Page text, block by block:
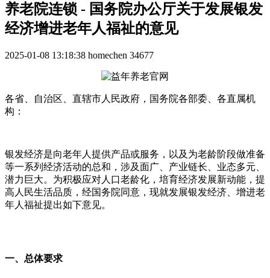
养老院连锁 - 国务院办公厅关于发展银发
经济增进老年人福祉的意见
2025-01-08 13:18:38 homechen 34677
各省、自治区、直辖市人民政府，国务院各部委、各直属机
构：
银发经济是向老年人提供产品或服务，以及为老龄阶段做准备
等一系列经济活动的总和，涉及面广、产业链长、业态多元、
潜力巨大。为积极应对人口老龄化，培育经济发展新动能，提
高人民生活品质，经国务院同意，现就发展银发经济、增进老
年人福祉提出如下意见。
一、总体要求